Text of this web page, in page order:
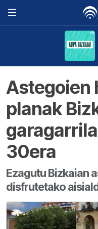
Astegoien
planak
30era
Ezagutu Bizkaian
disfrutetako